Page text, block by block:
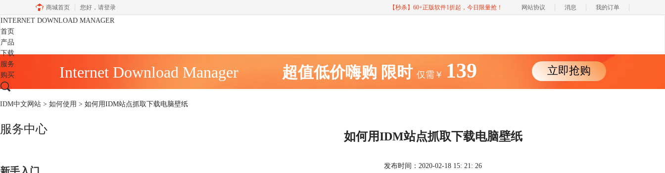
商城首页 您好， 请登录 【秒杀】60+正版软件1折起，今日限量抢！ 网站协议 消息 我的订单
INTERNET DOWNLOAD MANAGER
首页
产品
下载
服务
购买
Internet Download Manager 超值低价嗨购 限时 仅需￥ 139 立即抢购
IDM中文网站 > 如何使用 > 如何用IDM站点抓取下载电脑壁纸
服务中心
如何用IDM站点抓取下载电脑壁纸
发布时间：2020-02-18 15: 21: 26